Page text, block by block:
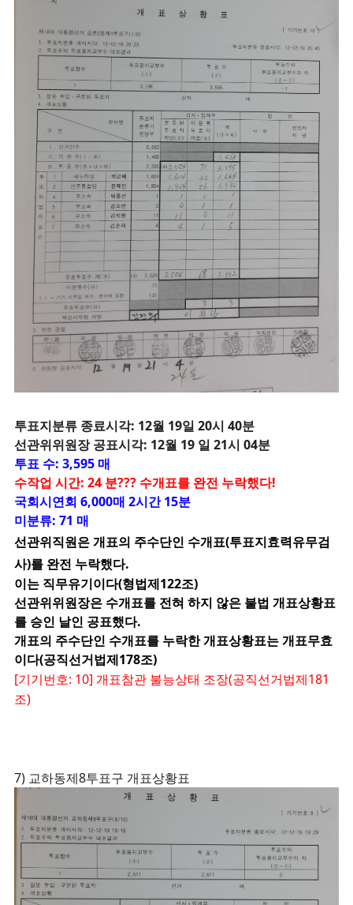
투표지분류 종료시각: 12월 19일 20시 40분
선관위위원장 공표시각: 12월 19 일 21시 04분
투표 수: 3,595 매
수작업 시간: 24 분??? 수개표를 완전 누락했다!
국회시연회 6,000매 2시간 15분
미분류: 71 매
선관위직원은 개표의 주수단인 수개표(투표지효력유무검
사)를 완전 누락했다.
이는 직무유기이다(형법제122조)
선관위위원장은 수개표를 전혀 하지 않은 불법 개표상황표
를 승인 날인 공표했다.
개표의 주수단인 수개표를 누락한 개표상황표는 개표무효
이다(공직선거법제178조)
[기기번호: 10] 개표참관 불능상태 조장(공직선거법제181
조)
7) 교하동제8투표구 개표상황표